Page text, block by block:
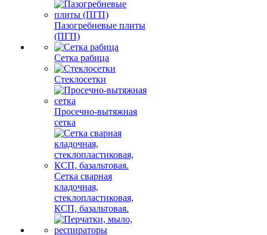
Пазогребневые плиты
(ПГП)
Сетка рабица
Стеклосетки
Просечно-вытяжная
сетка
Сетка сварная
кладочная,
стеклопластиковая,
КСП, базальтовая.